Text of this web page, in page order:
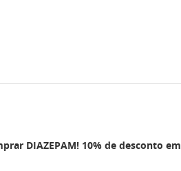
DIAZEPAM! 10% de desconto